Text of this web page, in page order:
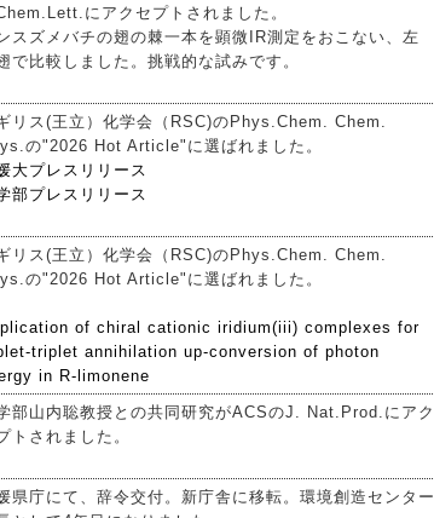
にアクセプトされました。
スズメバチの翅の棘一本を顕微IR測定をおこない、左
で比較しました。挑戦的な試みです。
リス(王立）化学会（RSC)のPhys.Chem. Chem.
の"2026 Hot Article"に選ばれました。
大プレスリリース
部プレスリリース
リス(王立）化学会（RSC)のPhys.Chem. Chem.
の"2026 Hot Article"に選ばれました。
of chiral cationic iridium(iii) complexes for
triplet annihilation up-conversion of photon
in R-limonene
部山内聡教授との共同研究がACSのJ. Nat.Prod.にアク
トされました。
県庁にて、辞令交付。新庁舎に移転。環境創造センター